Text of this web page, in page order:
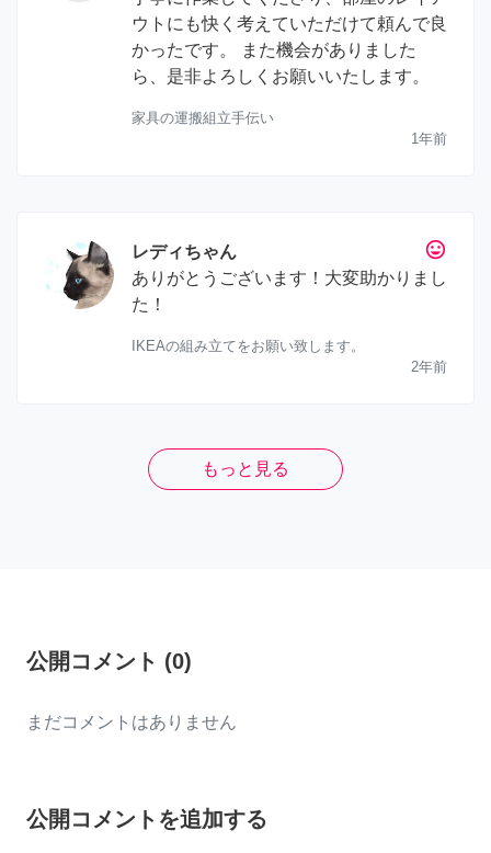
ウトにも快く考えていただけて頼んで良
かったです。 また機会がありました
ら、是非よろしくお願いいたします。
家具の運搬組立手伝い
1年前
tag_faces
レディちゃん
ありがとうございます！大変助かりまし
た！
IKEAの組み立てをお願い致します。
2年前
もっと見る
公開コメント (0)
まだコメントはありません
公開コメントを追加する